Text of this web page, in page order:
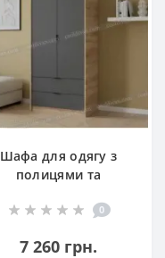
Шафа для одягу з
полицями та
0
7 260 грн.